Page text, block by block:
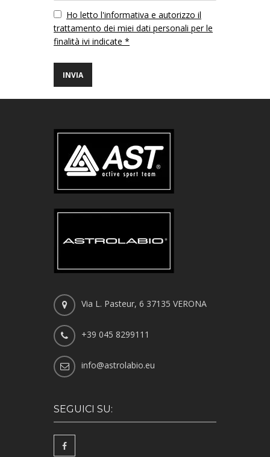
VuotoHo letto l'informativa e autorizzo il
trattamento dei miei dati personali per le
finalità ivi indicate *
Via L. Pasteur, 6 37135 VERONA
+39 045 8299111
info@astrolabio.eu
SEGUICI SU: